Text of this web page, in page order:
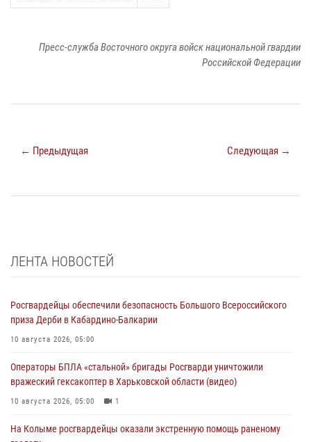
Пресс-служба Восточного округа войск национальной гвардии
Российской Федерации
← Предыдущая Следующая →
ЛЕНТА НОВОСТЕЙ
Росгвардейцы обеспечили безопасность Большого Всероссийского
приза Дерби в Кабардино-Балкарии
10 августа 2026, 05:00
Операторы БПЛА «стальной» бригады Росгварди уничтожили
вражеский гексакоптер в Харьковской области (видео)
10 августа 2026, 05:00 1
На Колыме росгвардейцы оказали экстренную помощь раненому